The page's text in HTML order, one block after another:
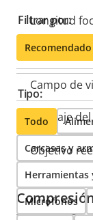
Descripción
de
propiedad
Longitud
Campo de
Campo de
Montaje
Objetivo
Filtrar por:
Recomendado
Tipo:
Todo
Carcasas y
Herramientas
Micrófonos